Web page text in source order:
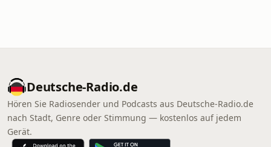
Deutsche-Radio.de
Hören Sie Radiosender und Podcasts aus Deutsche-Radio.de
nach Stadt, Genre oder Stimmung — kostenlos auf jedem
Gerät.